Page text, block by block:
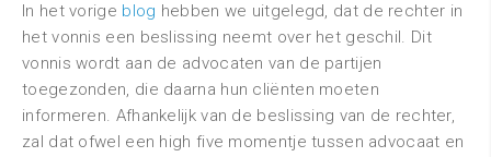
In het vorige blog hebben we uitgelegd, dat de rechter in
het vonnis een beslissing neemt over het geschil. Dit
vonnis wordt aan de advocaten van de partijen
toegezonden, die daarna hun cliënten moeten
informeren. Afhankelijk van de beslissing van de rechter,
zal dat ofwel een high five momentje tussen advocaat en